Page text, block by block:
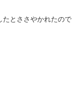
たとささやかれたので